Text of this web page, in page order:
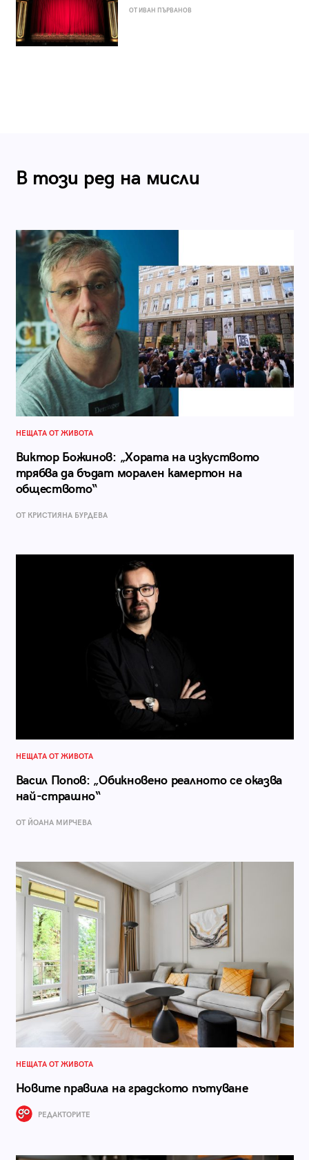
ОТ ИВАН ПЪРВАНОВ
В този ред на мисли
НЕЩАТА ОТ ЖИВОТА
Виктор Божинов: „Хората на изкуството
трябва да бъдат морален камертон на
обществото“
ОТ КРИСТИЯНА БУРДЕВА
НЕЩАТА ОТ ЖИВОТА
Васил Попов: „Обикновено реалното се оказва
най-страшно“
ОТ ЙОАНА МИРЧЕВА
НЕЩАТА ОТ ЖИВОТА
Новите правила на градското пътуване
РЕДАКТОРИТЕ